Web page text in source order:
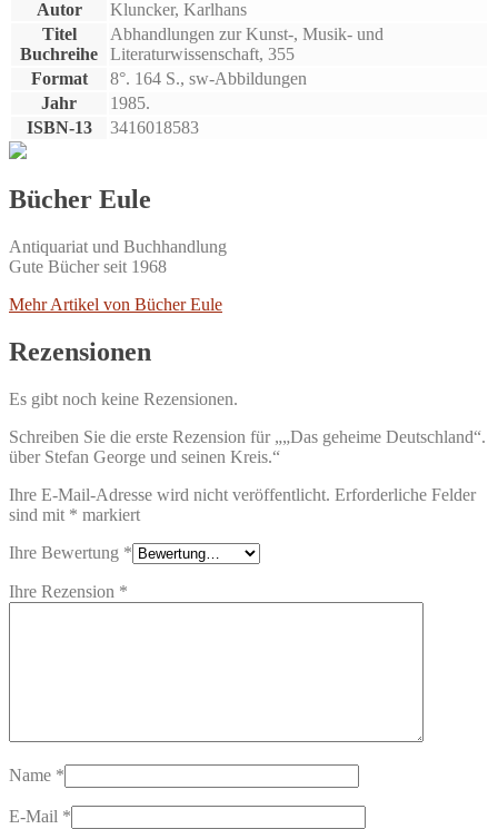
Autor
Kluncker, Karlhans
Titel
Buchreihe
Abhandlungen zur Kunst-, Musik- und
Literaturwissenschaft, 355
Format
8°. 164 S., sw-Abbildungen
Jahr
1985.
ISBN-13
3416018583
Bücher Eule
Antiquariat und Buchhandlung
Gute Bücher seit 1968
Mehr Artikel von Bücher Eule
Rezensionen
Es gibt noch keine Rezensionen.
Schreiben Sie die erste Rezension für „„Das geheime Deutschland“.
über Stefan George und seinen Kreis.“
Ihre E-Mail-Adresse wird nicht veröffentlicht. Erforderliche Felder
sind mit * markiert
Ihre Bewertung *
Ihre Rezension *
Name *
E-Mail *